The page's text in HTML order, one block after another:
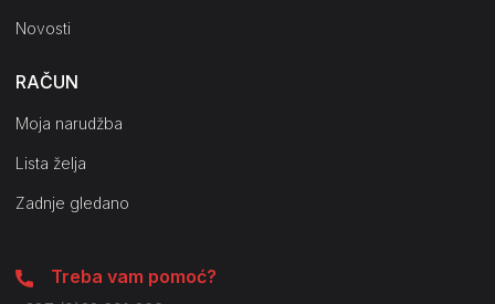
Novosti
RAČUN
Moja narudžba
Lista želja
Zadnje gledano
Treba vam pomoć?